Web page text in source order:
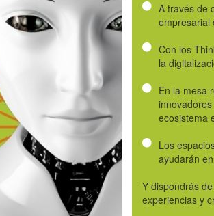
A través de
empresarial
Con los
la
En la mesa
ecosistema
Los
ayudarán
Y dispondrás
experiencias y